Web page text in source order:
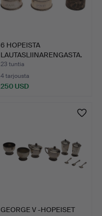
6 HOPEISTA
LAUTASLIINARENGASTA.
23 tuntia
4 tarjousta
250 USD
GEORGE V -HOPEISET